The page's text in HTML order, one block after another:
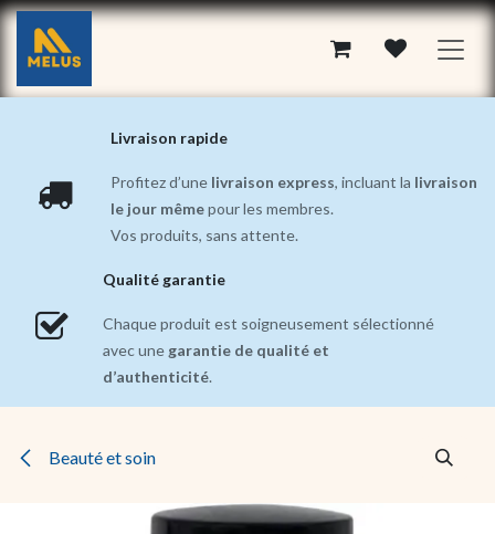
Se rendre au contenu
Livraison rapide
Profitez d’une livraison express, incluant la livraison
le jour mêmepour les membres.
Vos produits, sans attente.
Qualité garantie
Chaque produit est soigneusement sélectionné
avec une garantie de qualité et
d’authenticité.
Beauté et soin